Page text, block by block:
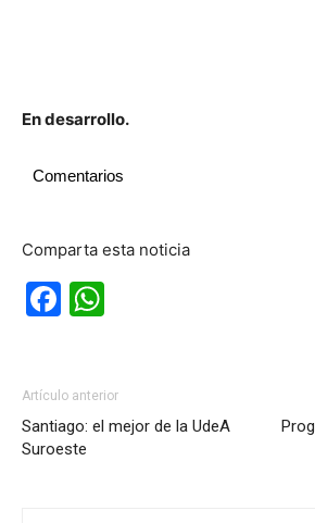
En desarrollo.
Comentarios
Comparta esta noticia
Facebook
Artículo anterior
Santiago: el mejor de la UdeA
Suroeste